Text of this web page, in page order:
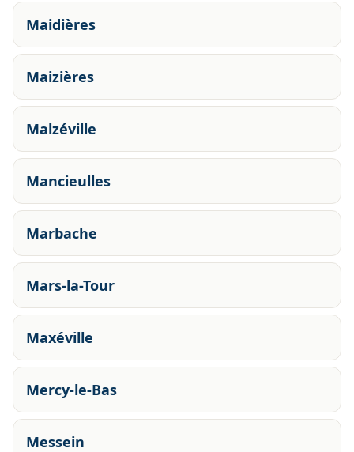
Maidières
Maizières
Malzéville
Mancieulles
Marbache
Mars-la-Tour
Maxéville
Mercy-le-Bas
Messein